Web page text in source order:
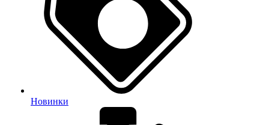
Новинки